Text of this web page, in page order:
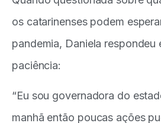
os catarinenses podem
pandemia, Daniela respondeu
paciência:
“Eu sou governadora do
manhã então poucas ações